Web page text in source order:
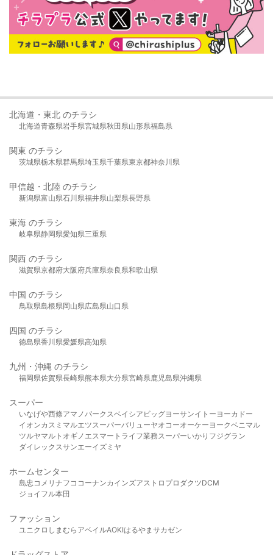
北海道・東北 のチラシ
北海道青森県岩手県宮城県秋田県山形県福島県
関東 のチラシ
茨城県栃木県群馬県埼玉県千葉県東京都神奈川県
甲信越・北陸 のチラシ
新潟県富山県石川県福井県山梨県長野県
東海 のチラシ
岐阜県静岡県愛知県三重県
関西 のチラシ
滋賀県京都府大阪府兵庫県奈良県和歌山県
中国 のチラシ
鳥取県島根県岡山県広島県山口県
四国 のチラシ
徳島県香川県愛媛県高知県
九州・沖縄 のチラシ
福岡県佐賀県長崎県熊本県大分県宮崎県鹿児島県沖縄県
スーパー
いなげや西條アマノパークスベイシア ビッグヨーサンイトーヨーカドー
イオンカスミ マルエツスーパーバリューヤオコーオーケー ヨークベニマル
ツルヤマルト オギノ エスマート ライフ業務スーパーいかり フジグラン
ダイレックスサンエーイズミヤ
ホームセンター
島忠 コメリ ナフコ コーナンカインズアストロプロダクツDCM
ジョイフル本田
ファッション
ユニクロ しまむら アベイルAOKIはるやま サカゼン